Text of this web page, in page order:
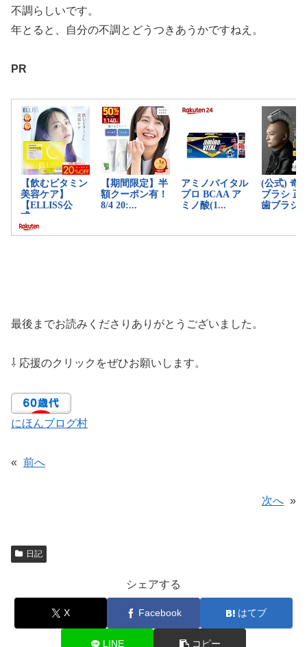
不調らしいです。
年とると、自分の不調とどうつきあうかですねえ。
PR
最後までお読みくださりありがとうございました。
⇩ 応援のクリックをぜひお願いします。
にほんブログ村
« 前へ
次へ »
日記
シェアする
X Facebook はてブ
LINE コピー